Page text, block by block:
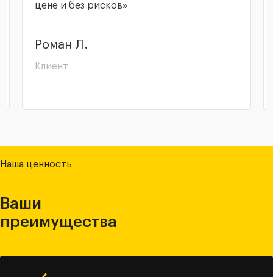
карту. На все про все ушло 10 минут.»
Анатолий С.
Клиент скупки
Наша ценность
Ваши
преимущества